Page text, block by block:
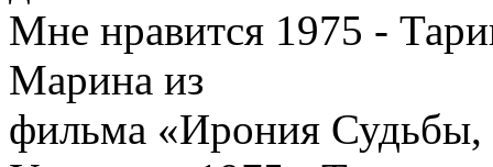
Мне нравится 1975 -
Марина из
фильма «Ирония